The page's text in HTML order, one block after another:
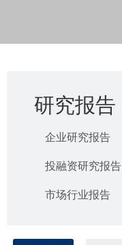
研究报告
企业研究报告
投融资研究报告
市场行业报告